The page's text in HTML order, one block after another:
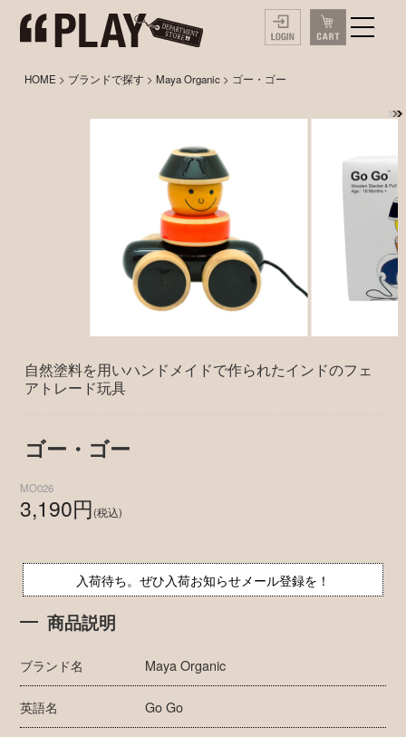
HOME > ブランドで探す >Maya Organic > ゴー・ゴー
自然塗料を用いハンドメイドで作られたインドのフェ
アトレード玩具
ゴー・ゴー
MO026
3,190円(税込)
入荷待ち。ぜひ入荷お知らせメール登録を！
商品説明
ブランド名 Maya Organic
英語名 Go Go